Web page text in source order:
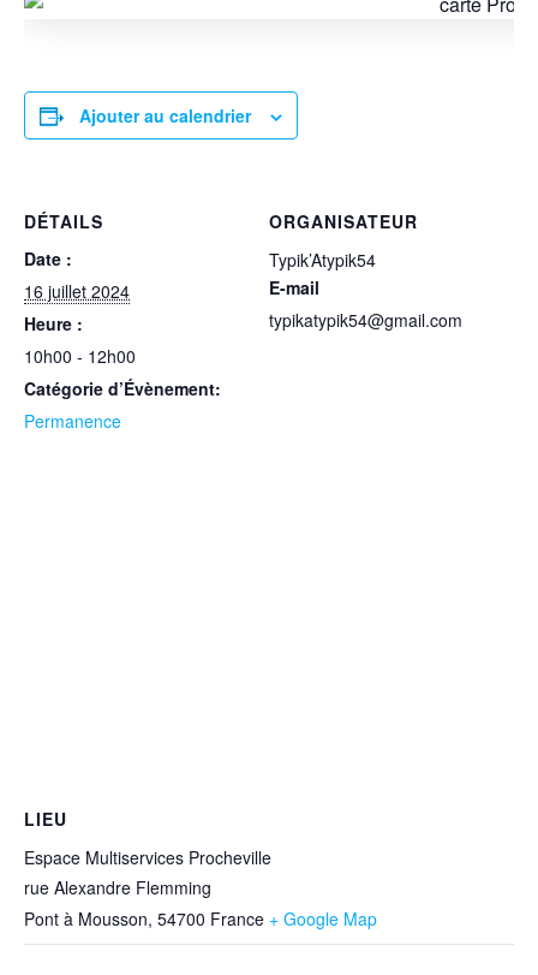
Ajouter au calendrier
DÉTAILS
Date :
16 juillet 2024
Heure :
10h00 - 12h00
Catégorie d’Évènement:
Permanence
ORGANISATEUR
Typik’Atypik54
E-mail
typikatypik54@gmail.com
LIEU
Espace Multiservices Procheville
rue Alexandre Flemming
Pont à Mousson, 54700 France + Google Map